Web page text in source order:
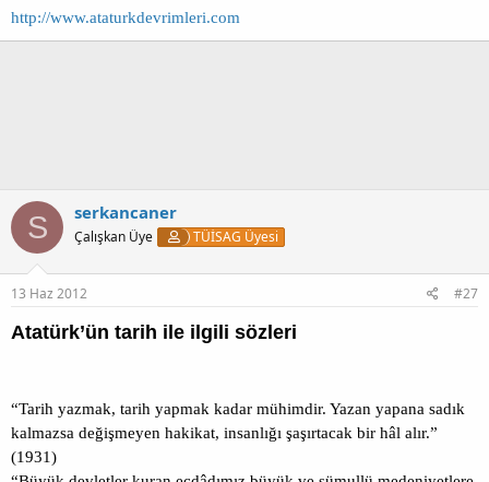
http://www.ataturkdevrimleri.com
S serkancaner
Çalışkan Üye TÜİSAG Üyesi
13 Haz 2012 #27
Atatürk’ün tarih ile ilgili sözleri
“Tarih yazmak, tarih yapmak kadar mühimdir. Yazan yapana sadık
kalmazsa değişmeyen hakikat, insanlığı şaşırtacak bir hâl alır.”
(1931)